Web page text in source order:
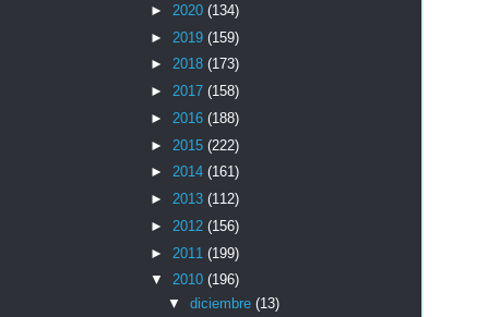
► 2020 (134)
► 2019 (159)
► 2018 (173)
► 2017 (158)
► 2016 (188)
► 2015 (222)
► 2014 (161)
► 2013 (112)
► 2012 (156)
► 2011 (199)
▼ 2010 (196)
▼ diciembre (13)